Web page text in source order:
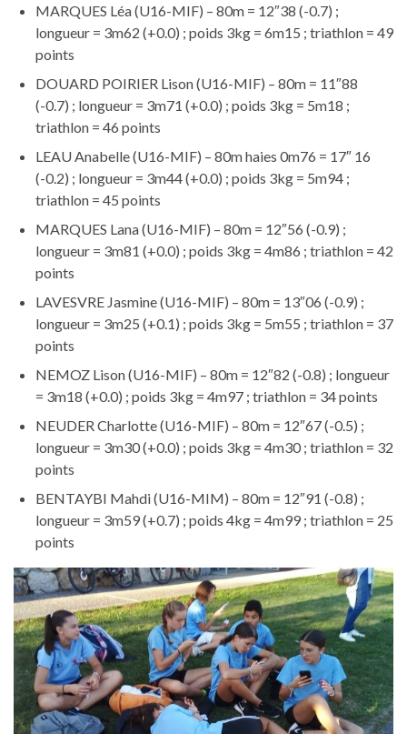
MARQUES Léa (U16-MIF) – 80m = 12″38 (-0.7) ;
longueur = 3m62 (+0.0) ; poids 3kg = 6m15 ; triathlon = 49
points
DOUARD POIRIER Lison (U16-MIF) – 80m = 11″88
(-0.7) ; longueur = 3m71 (+0.0) ; poids 3kg = 5m18 ;
triathlon = 46 points
LEAU Anabelle (U16-MIF) – 80m haies 0m76 = 17″ 16
(-0.2) ; longueur = 3m44 (+0.0) ; poids 3kg = 5m94 ;
triathlon = 45 points
MARQUES Lana (U16-MIF) – 80m = 12″56 (-0.9) ;
longueur = 3m81 (+0.0) ; poids 3kg = 4m86 ; triathlon = 42
points
LAVESVRE Jasmine (U16-MIF) – 80m = 13″06 (-0.9) ;
longueur = 3m25 (+0.1) ; poids 3kg = 5m55 ; triathlon = 37
points
NEMOZ Lison (U16-MIF) – 80m = 12″82 (-0.8) ; longueur
= 3m18 (+0.0) ; poids 3kg = 4m97 ; triathlon = 34 points
NEUDER Charlotte (U16-MIF) – 80m = 12″67 (-0.5) ;
longueur = 3m30 (+0.0) ; poids 3kg = 4m30 ; triathlon = 32
points
BENTAYBI Mahdi (U16-MIM) – 80m = 12″91 (-0.8) ;
longueur = 3m59 (+0.7) ; poids 4kg = 4m99 ; triathlon = 25
points